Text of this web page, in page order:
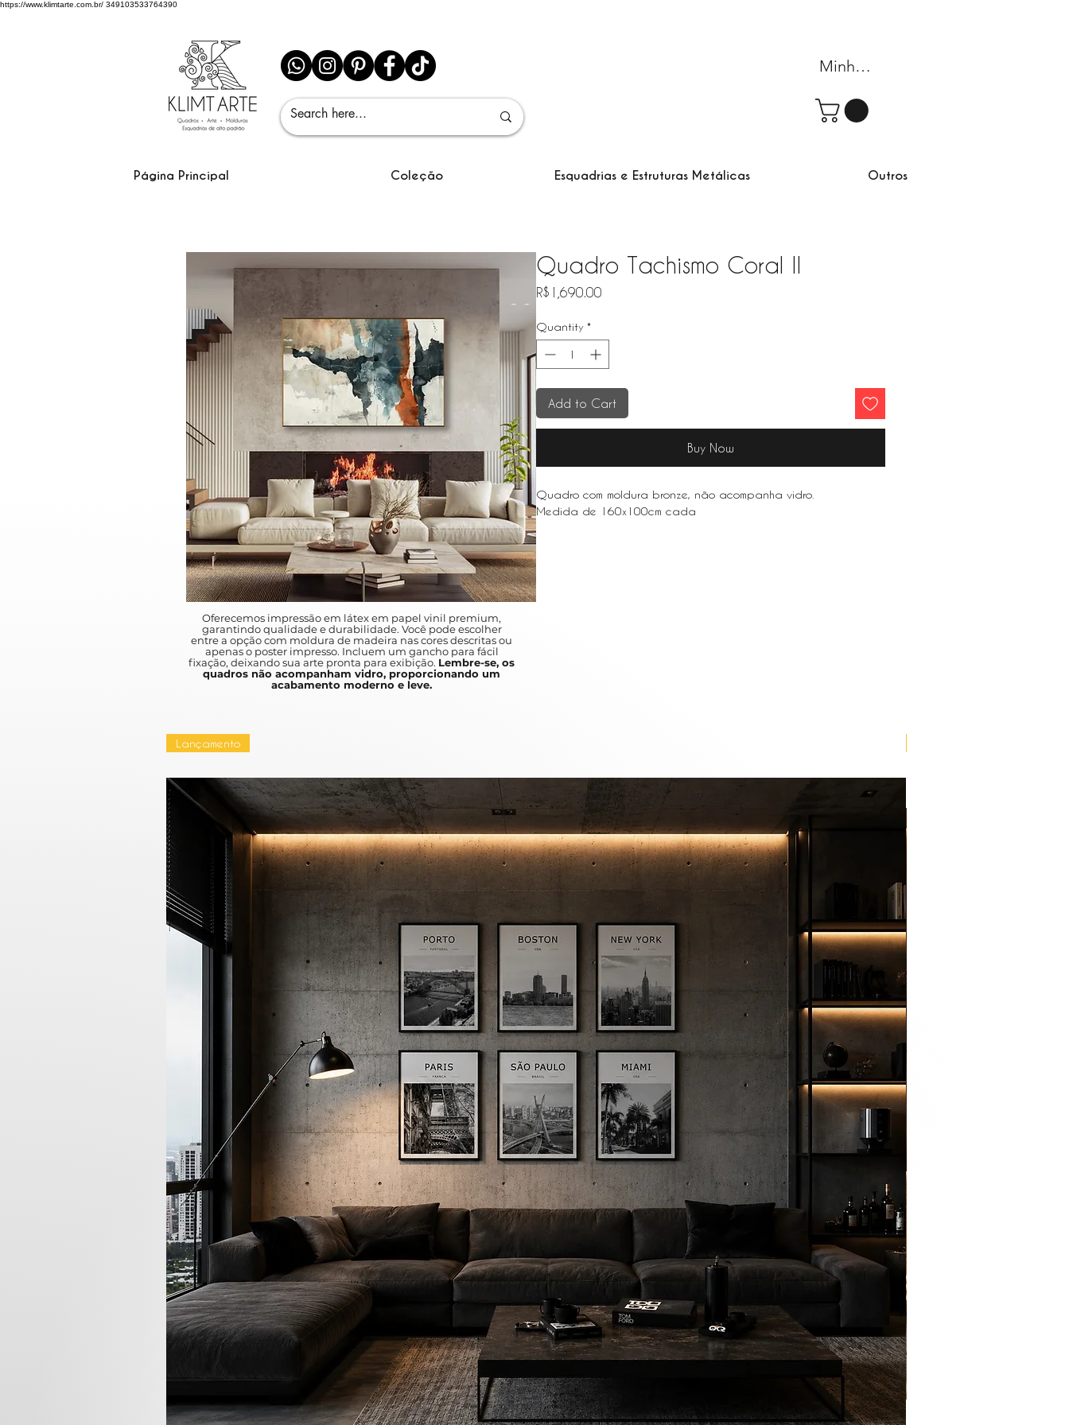
https://www.klimtarte.com.br/ 349103533764390
Minha conta
Página Principal Coleção Esquadrias e Estruturas Metálicas Outros
Quadro Tachismo Coral II
R$1,690.00Price
Quantity *
Add to Cart
Buy Now
Quadro com moldura bronze, não acompanha vidro.
Medida de 160x100cm cada
Oferecemos impressão em látex em papel vinil premium,
garantindo qualidade e durabilidade. Você pode escolher
entre a opção com moldura de madeira nas cores descritas ou
apenas o poster impresso. Incluem um gancho para fácil
fixação, deixando sua arte pronta para exibição. Lembre-se, os
quadros não acompanham vidro, proporcionando um
acabamento moderno e leve.
Lançamento